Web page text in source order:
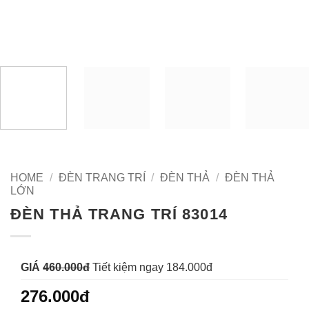
HOME / ĐÈN TRANG TRÍ / ĐÈN THẢ /
ĐÈN THẢ
LỚN
ĐÈN THẢ TRANG TRÍ 83014
GIÁ460.000đ Tiết kiệm ngay 184.000đ
276.000đ